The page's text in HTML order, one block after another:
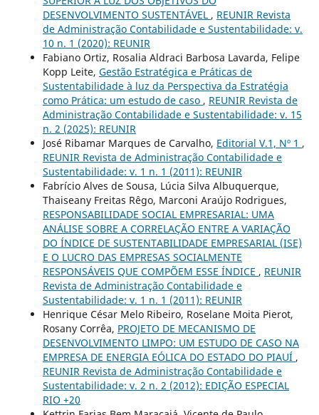
DESENVOLVIMENTO SUSTENTÁVEL , REUNIR Revista
de Administração Contabilidade e Sustentabilidade: v.
10 n. 1 (2020): REUNIR
Fabiano Ortiz, Rosalia Aldraci Barbosa Lavarda, Felipe
Kopp Leite, Gestão Estratégica e Práticas de
Sustentabilidade à luz da Perspectiva da Estratégia
como Prática: um estudo de caso , REUNIR Revista de
Administração Contabilidade e Sustentabilidade: v. 15
n. 2 (2025): REUNIR
José Ribamar Marques de Carvalho, Editorial V.1, Nº 1 ,
REUNIR Revista de Administração Contabilidade e
Sustentabilidade: v. 1 n. 1 (2011): REUNIR
Fabrício Alves de Sousa, Lúcia Silva Albuquerque,
Thaiseany Freitas Rêgo, Marconi Araújo Rodrigues,
RESPONSABILIDADE SOCIAL EMPRESARIAL: UMA
ANÁLISE SOBRE A CORRELAÇÃO ENTRE A VARIAÇÃO
DO ÍNDICE DE SUSTENTABILIDADE EMPRESARIAL (ISE)
E O LUCRO DAS EMPRESAS SOCIALMENTE
RESPONSÁVEIS QUE COMPÕEM ESSE ÍNDICE , REUNIR
Revista de Administração Contabilidade e
Sustentabilidade: v. 1 n. 1 (2011): REUNIR
Henrique César Melo Ribeiro, Roselane Moita Pierot,
Rosany Corrêa, PROJETO DE MECANISMO DE
DESENVOLVIMENTO LIMPO: UM ESTUDO DE CASO NA
EMPRESA DE ENERGIA EÓLICA DO ESTADO DO PIAUÍ ,
REUNIR Revista de Administração Contabilidade e
Sustentabilidade: v. 2 n. 2 (2012): EDIÇÃO ESPECIAL
RIO +20